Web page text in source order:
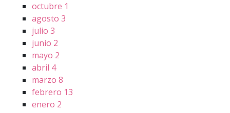
octubre 1
agosto 3
julio 3
junio 2
mayo 2
abril 4
marzo 8
febrero 13
enero 2